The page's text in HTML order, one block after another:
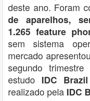
deste ano. Foram
de aparelhos,
1.265 feature
sem sistema
mercado
segundo
estudo IDC
realizado pela IDC